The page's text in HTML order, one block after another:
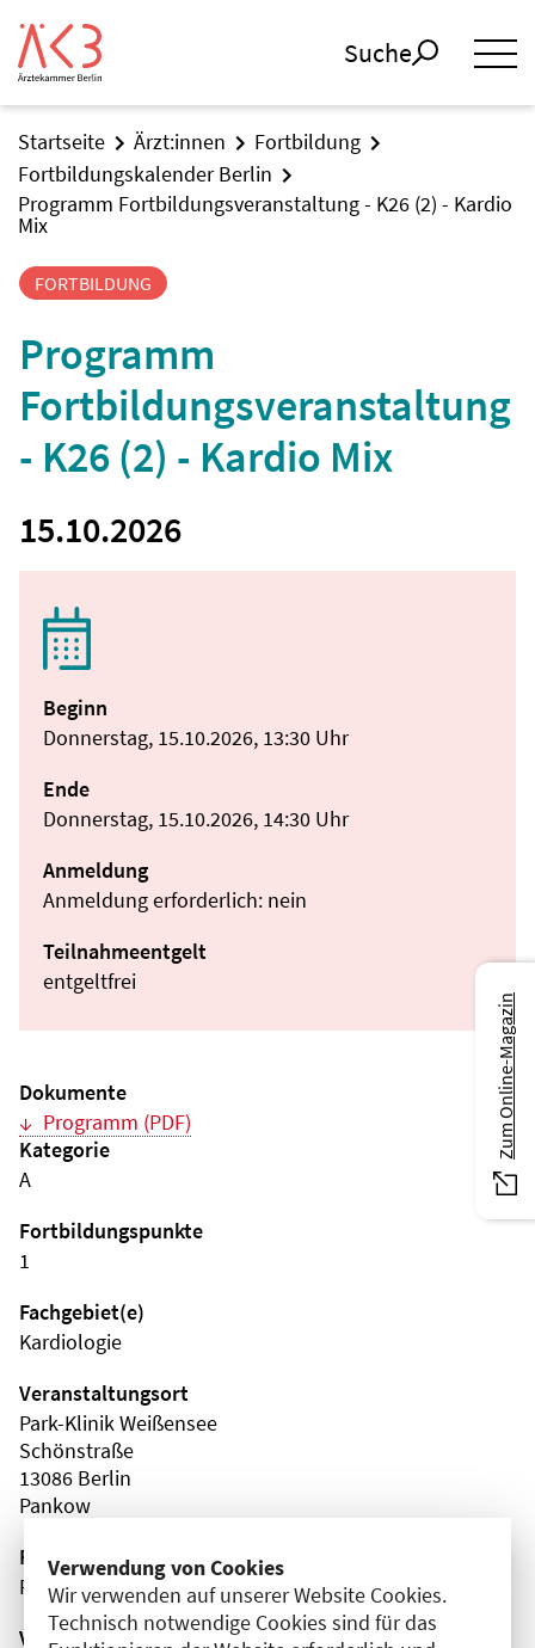
Verwendung von Cookies
Wir verwenden auf unserer Website Cookies.
Technisch notwendige Cookies sind für das
Suche
Startseite Ärzt:innen
Fortbildung
Fortbildungskalender Berlin
Programm Fortbildungsveranstaltung - K26 (2) - Kardio
Mix
FORTBILDUNG
Programm
Fortbildungsveranstaltung
- K26 (2) - Kardio Mix
15.10.2026
Beginn
Donnerstag, 15.10.2026, 13:30 Uhr
Ende
Donnerstag, 15.10.2026, 14:30 Uhr
Anmeldung
Anmeldung erforderlich: nein
Teilnahmeentgelt
entgeltfrei
Dokumente
Programm (PDF)
Kategorie
A
Fortbildungspunkte
1
Fachgebiet(e)
Kardiologie
Veranstaltungsort
Park-Klinik Weißensee
Schönstraße
13086 Berlin
Pankow
Fortbildungsformat
Präsenz
Veranstaltungsreihe
Zum Online-Magazin